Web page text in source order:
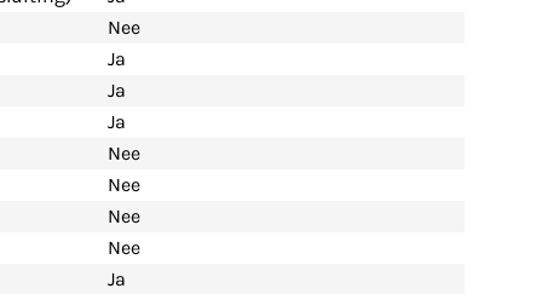
Nee
Ja
Ja
Ja
Nee
Nee
Nee
Nee
Ja